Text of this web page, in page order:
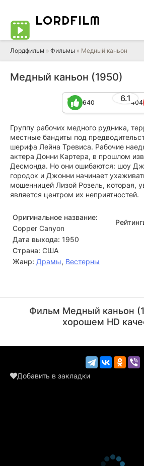
LORDFILM
Лордфильм » Фильмы » Медный каньон
Медный каньон (1950)
6.1
640 404
Группу рабочих медного рудника,
местные бандиты под
шерифа Лейна Тревиса. Рабочие
актера Донни Картера, в прошлом
Десмонда. Но они ошибаются: шоу
городок и Джонни начинает
мошенницей Лизой Розель, которая,
является центром их неприятностей.
Оригинальное название:
Copper Canyon
Дата выхода: 1950
Страна: США
Жанр: Драмы, Вестерны
(Party Guest, в...)
Фильм Медный каньон
хорошем HD
Добавить в закладки